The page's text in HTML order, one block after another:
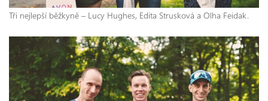
Tři nejlepší běžkyně – Lucy Hughes, Edita Strusková a Olha Feidak.